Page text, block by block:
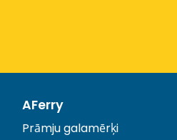
AFerry
Prāmju galamērķi